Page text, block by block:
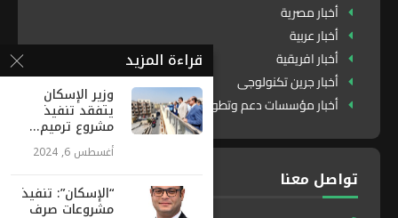
أخبار مصرية
أخبار عربية
أخبار افريقية
أخبار جرين تكنولوجى
أخبار مؤسسات دعم وتطوير
تواصل معنا
قراءة المزيد
وزير الإسكان
يتفقد تنفيذ
مشروع ترميم...
أغسطس 6, 2024
“الإسكان”: تنفيذ
مشروعات صرف